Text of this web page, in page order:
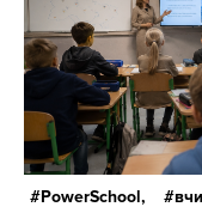
PowerSchool,